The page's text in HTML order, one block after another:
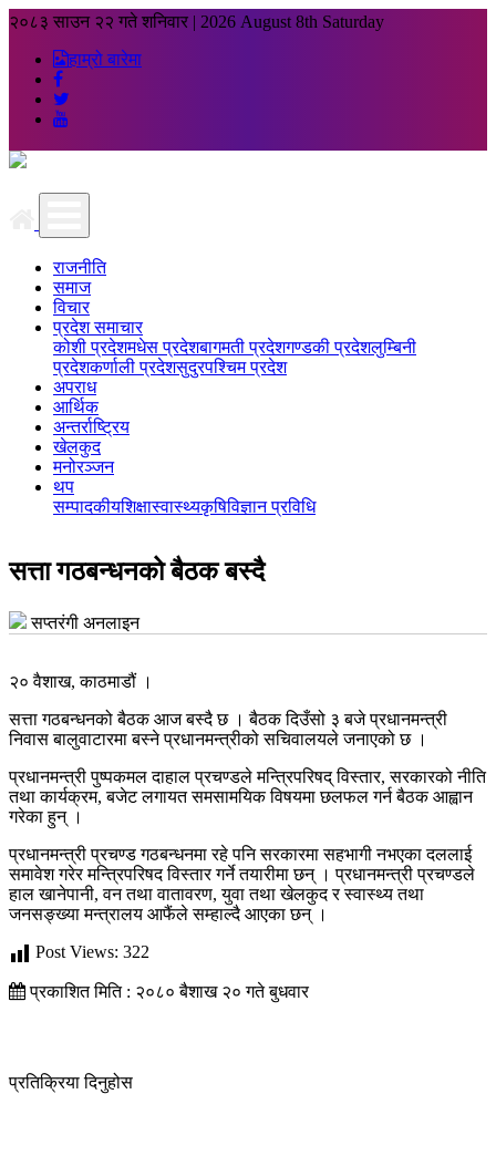
२०८३ साउन २२ गते शनिवार | 2026 August 8th Saturday
हाम्रो बारेमा
राजनीति
समाज
विचार
प्रदेश समाचार
कोशी प्रदेशमधेस प्रदेशबागमती प्रदेशगण्डकी प्रदेशलुम्बिनी
प्रदेशकर्णाली प्रदेशसुदुरपश्चिम प्रदेश
अपराध
आर्थिक
अन्तर्राष्ट्रिय
खेलकुद
मनोरञ्जन
थप
सम्पादकीयशिक्षास्वास्थ्यकृषिविज्ञान प्रविधि
सत्ता गठबन्धनको बैठक बस्दै
सप्तरंगी अनलाइन
२० वैशाख, काठमाडौं ।
सत्ता गठबन्धनको बैठक आज बस्दै छ । बैठक दिउँसो ३ बजे प्रधानमन्त्री
निवास बालुवाटारमा बस्ने प्रधानमन्त्रीको सचिवालयले जनाएको छ ।
प्रधानमन्त्री पुष्पकमल दाहाल प्रचण्डले मन्त्रिपरिषद् विस्तार, सरकारको नीति
तथा कार्यक्रम, बजेट लगायत समसामयिक विषयमा छलफल गर्न बैठक आह्वान
गरेका हुन् ।
प्रधानमन्त्री प्रचण्ड गठबन्धनमा रहे पनि सरकारमा सहभागी नभएका दललाई
समावेश गरेर मन्त्रिपरिषद विस्तार गर्ने तयारीमा छन् । प्रधानमन्त्री प्रचण्डले
हाल खानेपानी, वन तथा वातावरण, युवा तथा खेलकुद र स्वास्थ्य तथा
जनसङ्ख्या मन्त्रालय आफैंले सम्हाल्दै आएका छन् ।
Post Views: 322
प्रकाशित मिति : २०८० बैशाख २० गते बुधवार
प्रतिक्रिया दिनुहोस